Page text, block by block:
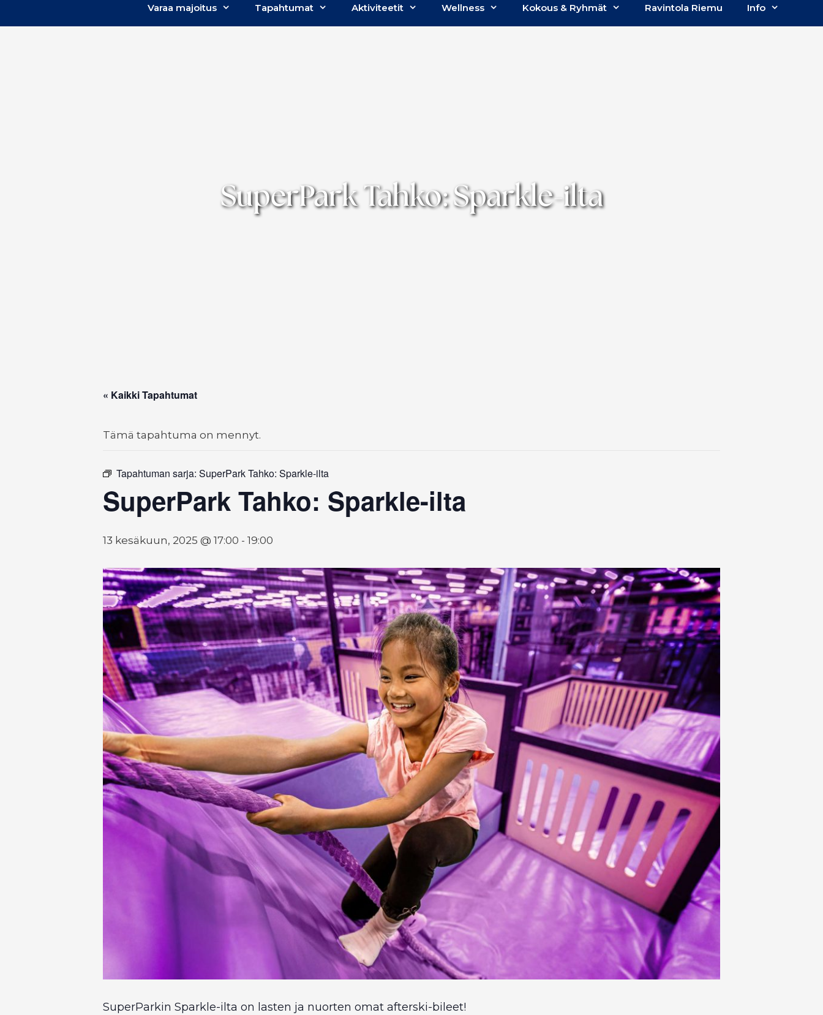
Varaa majoitus Tapahtumat Aktiviteetit Wellness Kokous & Ryhmät Ravintola Riemu Info
SuperPark Tahko: Sparkle-ilta
« Kaikki Tapahtumat
Tämä tapahtuma on mennyt.
Tapahtuman sarja: SuperPark Tahko: Sparkle-ilta
SuperPark Tahko: Sparkle-ilta
13 kesäkuun, 2025 @ 17:00 - 19:00
SuperParkin Sparkle-ilta on lasten ja nuorten omat afterski-bileet!